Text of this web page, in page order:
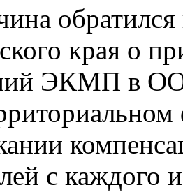
края о
ЭКМП в
с каждого